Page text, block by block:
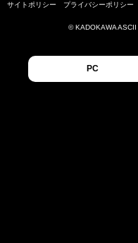
サイトポリシー プライバシーポリシー
© KADOKAWA
PC